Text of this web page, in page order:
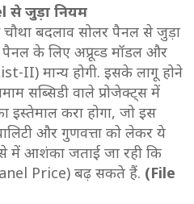
से जुड़ा नियम
बदलाव सोलर पैनल से जुड़ा
के लिए अप्रूव्ड मॉडल और
II) मान्य होगी. इसके लागू होने
सब्सिडी वाले प्रोजेक्ट्स में
इस्तेमाल करा होगा, जो इस
और गुणवत्ता को लेकर ये
में आशंका जताई जा रही कि
Price) बढ़ सकते हैं. (File